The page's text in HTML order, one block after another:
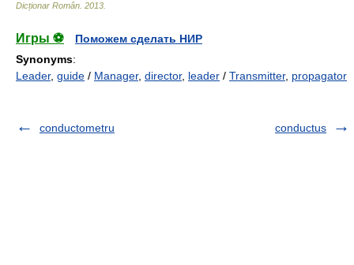
Dicționar Român 2013
Игры ⚽
Поможем сделать НИР
Synonyms:
Leader, guide / Manager, director, leader / Transmitter, propagator
conductometru conductus